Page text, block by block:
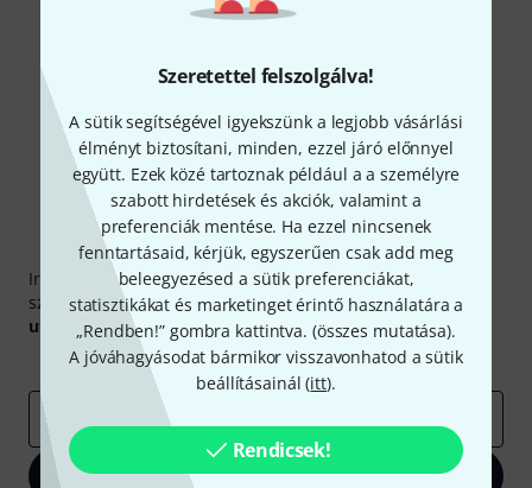
Szeretettel felszolgálva!
A sütik segítségével igyekszünk a legjobb vásárlási
élményt biztosítani, minden, ezzel járó előnnyel
együtt. Ezek közé tartoznak például a a személyre
szabott hirdetések és akciók, valamint a
preferenciák mentése. Ha ezzel nincsenek
fenntartásaid, kérjük, egyszerűen csak add meg
beleegyezésed a sütik preferenciákat,
statisztikákat és marketinget érintő használatára a
„Rendben!” gombra kattintva. (összes mutatása).
A jóváhagyásodat bármikor visszavonhatod a sütik
beállításainál (itt).
Rendicsek!
Megosztás Súgó & Visszajelzések
Thomann hírlevél
Iratkozz fel a Thomann angol nyelvű hírlevelére, és kis
szerencsével megnyerheted a50egyenként50 € értékű
utalványegyikét.
Inspiráló gondolatok
Akciók Thomann
Bejelentkezés